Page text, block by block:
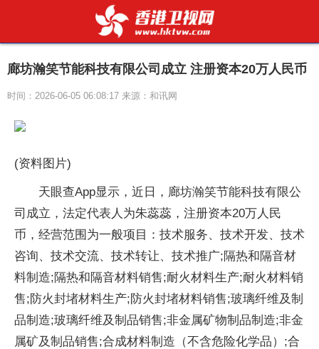
廊坊瀚笑节能科技有限公司成立 注册资本20万人民币
时间：2026-06-05 06:08:17 来源：和讯网
(资料图片)
天眼查App显示，近日，廊坊瀚笑节能科技有限公
司成立，法定代表人为朱蕊蕊，注册资本20万人民
币，经营范围为一般项目：技术服务、技术开发、技术
咨询、技术交流、技术转让、技术推广;隔热和隔音材
料制造;隔热和隔音材料销售;耐火材料生产;耐火材料销
售;防火封堵材料生产;防火封堵材料销售;玻璃纤维及制
品制造;玻璃纤维及制品销售;非金属矿物制品制造;非金
属矿及制品销售;合成材料制造（不含危险化学品）;合